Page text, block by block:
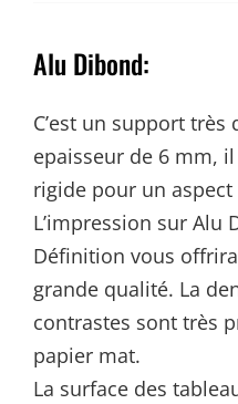
Alu Dibond:
C’est un support très
epaisseur de 6 mm,
rigide pour un
L’impression sur Alu
Définition vous
grande qualité. La
contrastes sont très
papier mat.
La surface des